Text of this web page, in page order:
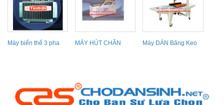
Máy biến thế 3 pha
MÁY HÚT CHÂN
Máy DÁN Băng Keo